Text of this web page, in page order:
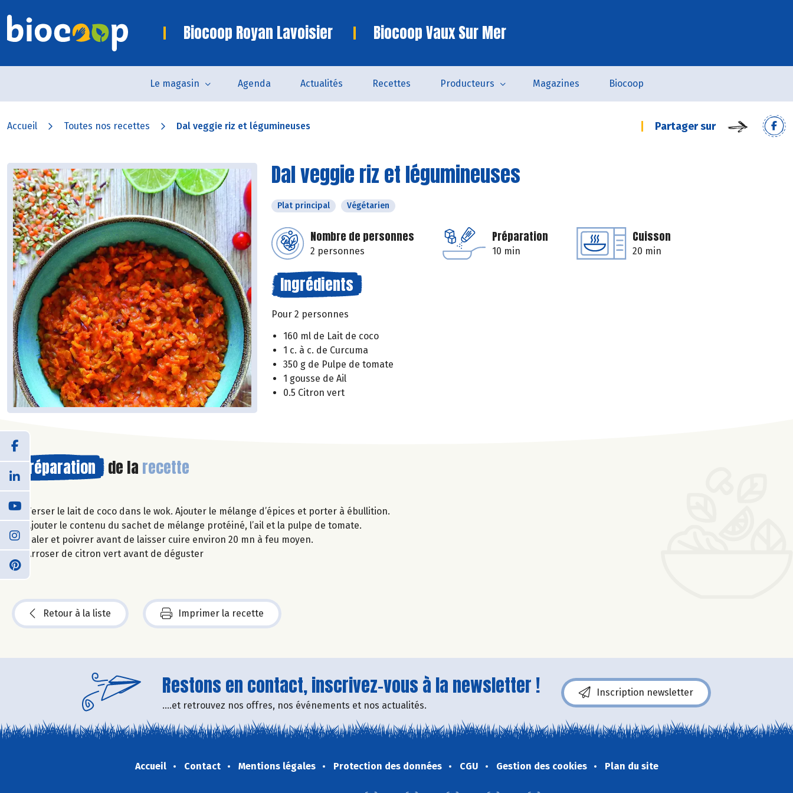
Biocoop Royan Lavoisier Biocoop Vaux Sur Mer
Le magasin Agenda Actualités Recettes Producteurs Magazines Biocoop
Accueil Toutes nos recettes Dal veggie riz et légumineuses Partager sur
Dal veggie riz et légumineuses
Plat principal Végétarien
Nombre de personnes
2 personnes
Préparation
10 min
Cuisson
20 min
Ingrédients
Pour 2 personnes
160 ml de Lait de coco
1 c. à c. de Curcuma
350 g de Pulpe de tomate
1 gousse de Ail
0.5 Citron vert
Préparation de la recette
Verser le lait de coco dans le wok. Ajouter le mélange d’épices et porter à ébullition.
Ajouter le contenu du sachet de mélange protéiné, l’ail et la pulpe de tomate.
Saler et poivrer avant de laisser cuire environ 20 mn à feu moyen.
Arroser de citron vert avant de déguster
Retour à la liste Imprimer la recette
Restons en contact, inscrivez-vous à la newsletter !
....et retrouvez nos offres, nos événements et nos actualités.
Inscription newsletter
Accueil Contact Mentions légales Protection des données CGU Gestion des cookies Plan du site